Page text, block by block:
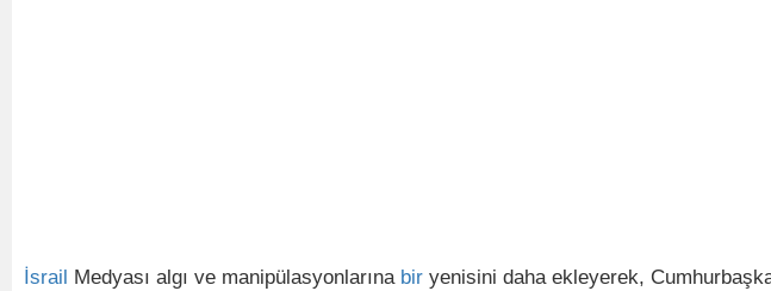
İsrail Medyası algı ve manipülasyonlarına bir yenisini daha ekleyerek,